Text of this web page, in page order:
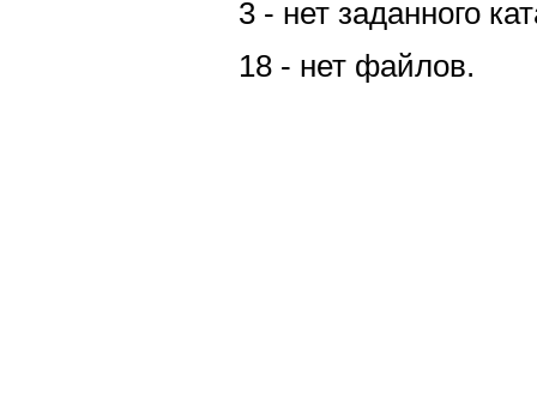
3 - нет заданного
18 - нет файлов.